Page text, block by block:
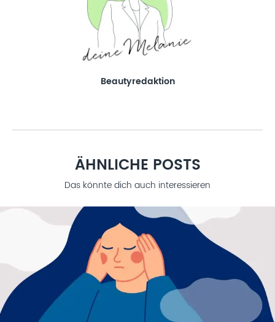
Beautyredaktion
ÄHNLICHE POSTS
Das könnte dich auch interessieren